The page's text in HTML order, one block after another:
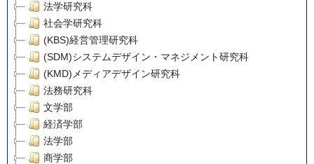
法学研究科
社会学研究科
(KBS)経営管理研究科
(SDM)システムデザイン・マネジメント研究科
(KMD)メディアデザイン研究科
法務研究科
文学部
経済学部
法学部
商学部